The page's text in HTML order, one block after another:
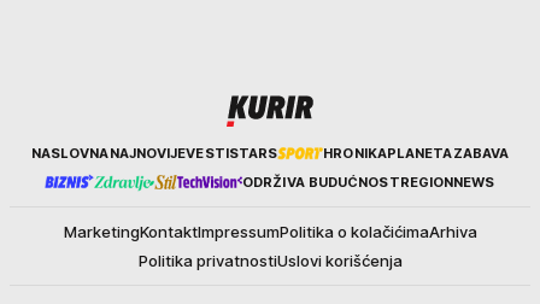
KurirNASLOVNANAJNOVIJEVESTISTARS HRONIKAPLANETAZABAVA
ODRŽIVA BUDUĆNOSTREGIONNEWS
MarketingKontaktImpressumPolitika o kolačićimaArhiva
Politika privatnostiUslovi korišćenja